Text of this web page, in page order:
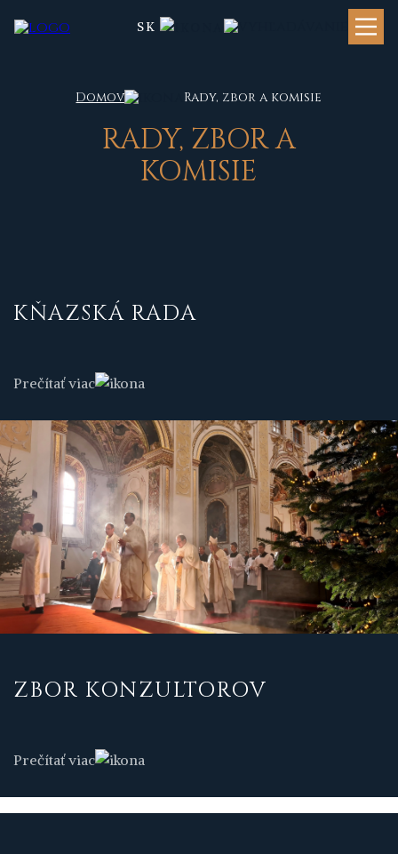
SK
Domov Rady, zbor a komisie
RADY, ZBOR A
KOMISIE
KŇAZSKÁ RADA
Prečítať viac
ZBOR KONZULTOROV
Prečítať viac